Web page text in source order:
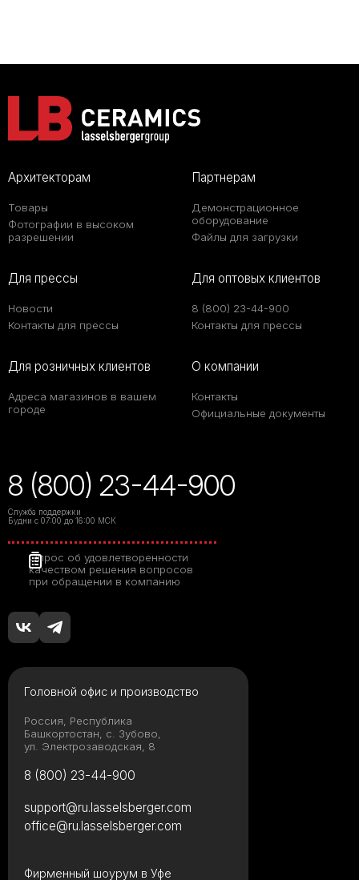
Архитекторам
Товары
Фотографии в высоком
разрешении
Партнерам
Демонстрационное
оборудование
Файлы для загрузки
Для прессы
Новости
Контакты для прессы
Для оптовых клиентов
8 (800) 23-44-900
Контакты для прессы
Для розничных клиентов
Адреса магазинов в вашем
городе
О компании
Контакты
Официальные документы
8 (800) 23-44-900
Служба поддержки
Будни с 07:00 до 16:00 МСК
Опрос об удовлетворенности
качеством решения вопросов
при обращении в компанию
Головной офис и производство
Россия, Республика
Башкортостан, с. Зубово,
ул. Электрозаводская, 8
8 (800) 23-44-900
Фирменный шоурум в Уфе
support@ru.lasselsberger.com
office@ru.lasselsberger.com